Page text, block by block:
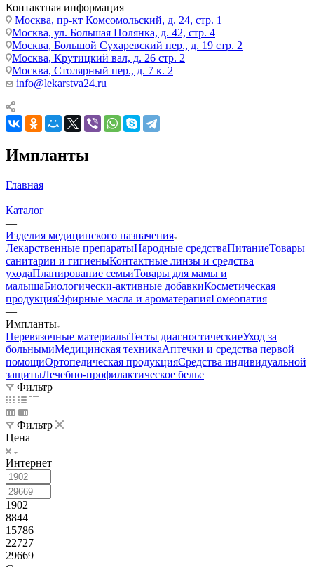
Контактная информация
Москва, пр-кт Комсомольский, д. 24, стр. 1
Москва, ул. Большая Полянка, д. 42, стр. 4
Москва, Большой Сухаревский пер., д. 19 стр. 2
Москва, Крутицкий вал, д. 26 стр. 2
Москва, Столярный пер., д. 7 к. 2
info@lekarstva24.ru
Импланты
Главная
—
Каталог
—
Изделия медицинского назначения
Лекарственные препаратыНародные средстваПитаниеТовары
санитарии и гигиеныКонтактные линзы и средства
уходаПланирование семьиТовары для мамы и
малышаБиологически-активные добавкиКосметическая
продукцияЭфирные масла и ароматерапияГомеопатия
—
Импланты
Перевязочные материалыТесты диагностическиеУход за
больнымиМедицинская техникаАптечки и средства первой
помощиОртопедическая продукцияСредства индивидуальной
защитыЛечебно-профилактическое белье
Фильтр
Фильтр
Цена
Интернет
1902
8844
15786
22727
29669